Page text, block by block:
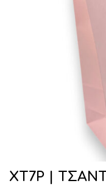
ΧΤ7Ρ |